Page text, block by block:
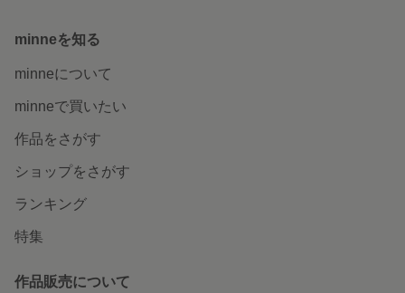
minneを知る
minneについて
minneで買いたい
作品をさがす
ショップをさがす
ランキング
特集
作品販売について